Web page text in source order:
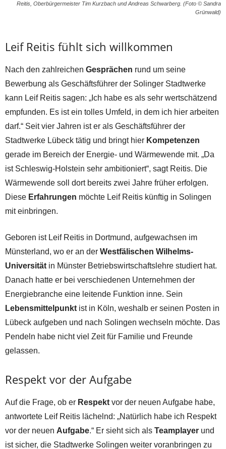
Reitis, Oberbürgermeister Tim Kurzbach und Andreas Schwarberg. (Foto © Sandra
Grünwald)
Leif Reitis fühlt sich willkommen
Nach den zahlreichen Gesprächen rund um seine
Bewerbung als Geschäftsführer der Solinger Stadtwerke
kann Leif Reitis sagen: „Ich habe es als sehr wertschätzend
empfunden. Es ist ein tolles Umfeld, in dem ich hier arbeiten
darf.“ Seit vier Jahren ist er als Geschäftsführer der
Stadtwerke Lübeck tätig und bringt hier Kompetenzen
gerade im Bereich der Energie- und Wärmewende mit. „Da
ist Schleswig-Holstein sehr ambitioniert“, sagt Reitis. Die
Wärmewende soll dort bereits zwei Jahre früher erfolgen.
Diese Erfahrungen möchte Leif Reitis künftig in Solingen
mit einbringen.
Geboren ist Leif Reitis in Dortmund, aufgewachsen im
Münsterland, wo er an der Westfälischen Wilhelms-
Universitätin Münster Betriebswirtschaftslehre studiert hat.
Danach hatte er bei verschiedenen Unternehmen der
Energiebranche eine leitende Funktion inne. Sein
Lebensmittelpunktist in Köln, weshalb er seinen Posten in
Lübeck aufgeben und nach Solingen wechseln möchte. Das
Pendeln habe nicht viel Zeit für Familie und Freunde
gelassen.
Respekt vor der Aufgabe
Auf die Frage, ob er Respektvor der neuen Aufgabe habe,
antwortete Leif Reitis lächelnd: „Natürlich habe ich Respekt
vor der neuen Aufgabe.“ Er sieht sich als Teamplayer und
ist sicher, die Stadtwerke Solingen weiter voranbringen zu